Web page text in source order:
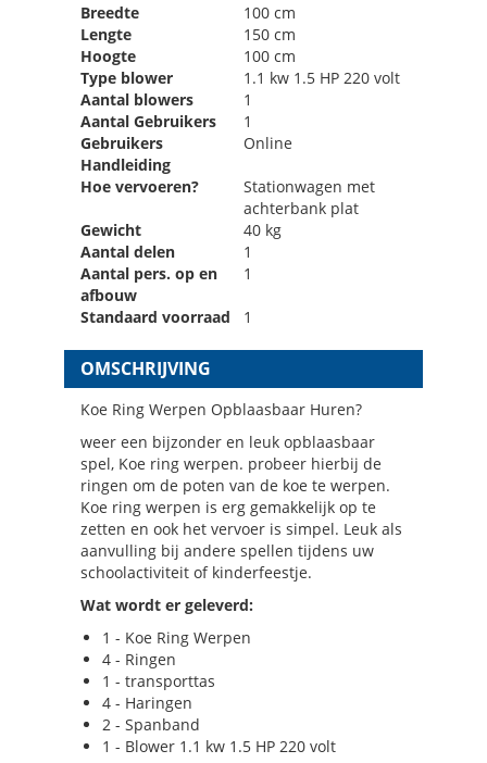
Breedte
100 cm
Lengte
150 cm
Hoogte
100 cm
Type blower
1.1 kw 1.5 HP 220 volt
Aantal blowers
1
Aantal Gebruikers
1
Gebruikers
Handleiding
Online
Hoe vervoeren?
Stationwagen met
achterbank plat
Gewicht
40 kg
Aantal delen
1
Aantal pers. op en
afbouw
1
Standaard voorraad 1
OMSCHRIJVING
Koe Ring Werpen Opblaasbaar Huren?
weer een bijzonder en leuk opblaasbaar
spel, Koe ring werpen. probeer hierbij de
ringen om de poten van de koe te werpen.
Koe ring werpen is erg gemakkelijk op te
zetten en ook het vervoer is simpel. Leuk als
aanvulling bij andere spellen tijdens uw
schoolactiviteit of kinderfeestje.
Wat wordt er geleverd:
1 - Koe Ring Werpen
4 - Ringen
1 - transporttas
4 - Haringen
2 - Spanband
1 - Blower 1.1 kw 1.5 HP 220 volt